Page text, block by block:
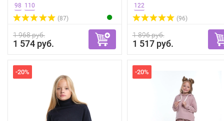
98 110
(87)
1 968 руб.
1 574 руб.
122
(96)
1 896 руб.
1 517 руб.
-20% -20%